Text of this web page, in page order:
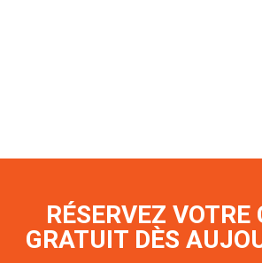
RÉSERVEZ VOTRE
GRATUIT DÈS